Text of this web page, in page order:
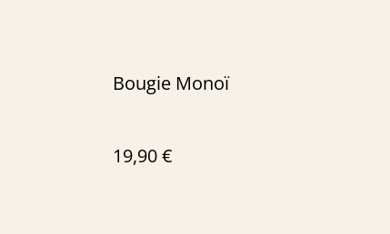
Bougie Monoï
19,90 €